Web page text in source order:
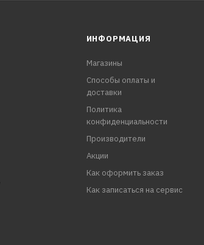
ИНФОРМАЦИЯ
Магазины
Способы оплаты и
доставки
Политика
конфиденциальности
Производители
Акции
Как оформить заказ
Как записаться на сервис